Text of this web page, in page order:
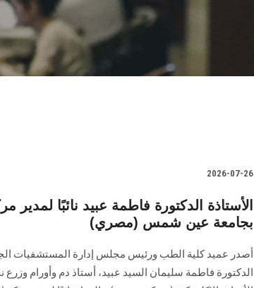
2026-07-26
الأستاذة الدكتورة فاطمة عبيد نائبًا
بجامعة عين شمس (مصري)
أصدر عميد كلية الطب ورئيس مجلس إدارة المستشفيات
الدكتورة فاطمة سليمان السيد عبيد، أستاذ دم وأورام وزرع